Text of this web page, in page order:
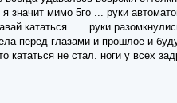
значит мимо 5го ... руки
кататься.... руки
перед глазами и прошлое и
кататься не стал. ноги у всех